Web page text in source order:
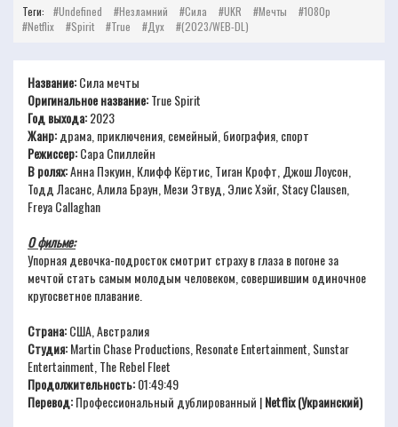
Теги: Undefined Незламний Сила UKR Мечты
1080p
Netflix
Spirit True Дух (2023/WEB-DL)
Название:Сила мечты
Оригинальное название:True Spirit
Год выхода:2023
Жанр:драма, приключения, семейный, биография, спорт
Режиссер:Сара Спиллейн
В ролях:Анна Пэкуин, Клифф Кёртис, Тиган Крофт, Джош Лоусон,
Тодд Ласанс, Алила Браун, Мези Этвуд, Элис Хэйг, Stacy Clausen,
Freya Callaghan
О фильме:
Упорная девочка-подросток смотрит страху в глаза в погоне за
мечтой стать самым молодым человеком, совершившим одиночное
кругосветное плавание.
Страна:США, Австралия
Студия:Martin Chase Productions, Resonate Entertainment, Sunstar
Entertainment, The Rebel Fleet
Продолжительность:01:49:49
Перевод:Профессиональный дублированный |Netflix (Украинский)